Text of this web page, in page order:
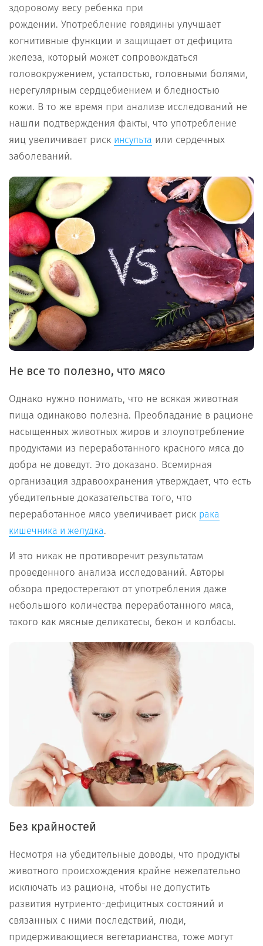
здоровому весу ребенка при
рождении. Употребление говядины улучшает
когнитивные функции и защищает от дефицита
железа, который может сопровождаться
головокружением, усталостью, головными болями,
нерегулярным сердцебиением и бледностью
кожи. В то же время при анализе исследований не
нашли подтверждения факты, что употребление
яиц увеличивает риск инсульта или сердечных
заболеваний.
Не все то полезно, что мясо
Однако нужно понимать, что не всякая животная
пища одинаково полезна. Преобладание в рационе
насыщенных животных жиров и злоупотребление
продуктами из переработанного красного мяса до
добра не доведут. Это доказано. Всемирная
организация здравоохранения утверждает, что есть
убедительные доказательства того, что
переработанное мясо увеличивает риск рака
кишечника и желудка.
И это никак не противоречит результатам
проведенного анализа исследований. Авторы
обзора предостерегают от употребления даже
небольшого количества переработанного мяса,
такого как мясные деликатесы, бекон и колбасы.
Без крайностей
Несмотря на убедительные доводы, что продукты
животного происхождения крайне нежелательно
исключать из рациона, чтобы не допустить
развития нутриенто-дефицитных состояний и
связанных с ними последствий, люди,
придерживающиеся вегетарианства, тоже могут